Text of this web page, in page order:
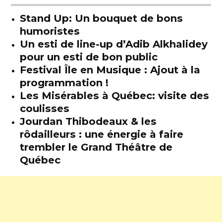
Stand Up: Un bouquet de bons
humoristes
Un esti de line-up d’Adib Alkhalidey
pour un esti de bon public
Festival Île en Musique : Ajout à la
programmation !
Les Misérables à Québec: visite des
coulisses
Jourdan Thibodeaux & les
rôdailleurs : une énergie à faire
trembler le Grand Théâtre de
Québec